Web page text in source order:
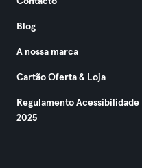
Blog
A nossa marca
Cartão Oferta & Loja
Regulamento Acessibilidade
2025